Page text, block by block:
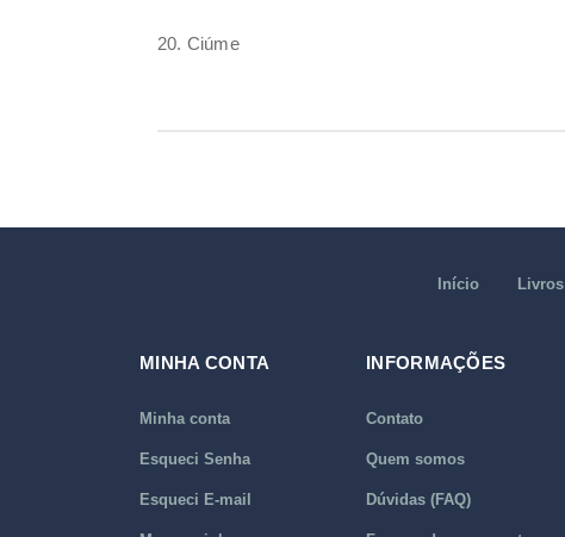
20. Ciúme
Início Livros
MINHA CONTA
Minha conta
Esqueci Senha
Esqueci E-mail
INFORMAÇÕES
Contato
Quem somos
Dúvidas (FAQ)